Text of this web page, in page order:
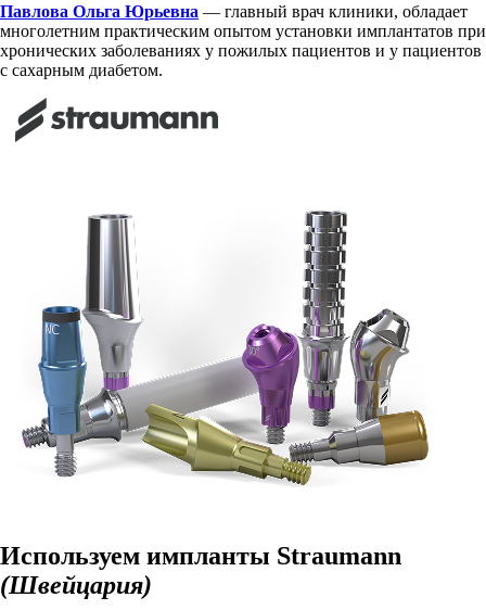
Павлова Ольга Юрьевна — главный врач клиники, обладает
многолетним практическим опытом установки имплантатов при
хронических заболеваниях у пожилых пациентов и у пациентов
с сахарным диабетом.
Используем импланты Straumann
(Швейцария)